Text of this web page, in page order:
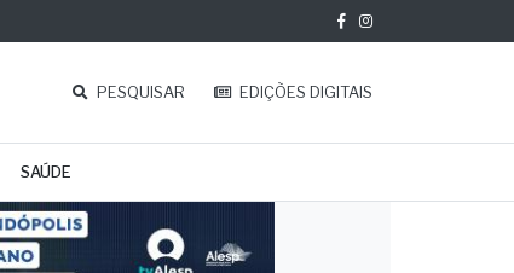
PESQUISAR EDIÇÕES DIGITAIS
SAÚDE